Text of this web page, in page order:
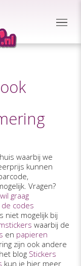
waarbij we
kunnen
Vragen?
graag
codes
niet mogelijk bij
waarbij de
en papieren
zijn ook andere
blog Stickers
kun je hier meer